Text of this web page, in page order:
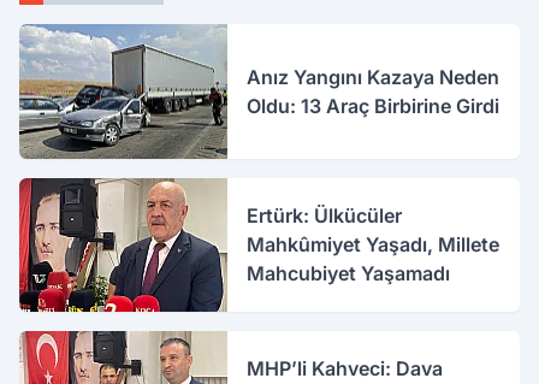
Anız Yangını Kazaya Neden
Oldu: 13 Araç Birbirine Girdi
Ertürk: Ülkücüler
Mahkûmiyet Yaşadı, Millete
Mahcubiyet Yaşamadı
MHP’li Kahveci: Dava